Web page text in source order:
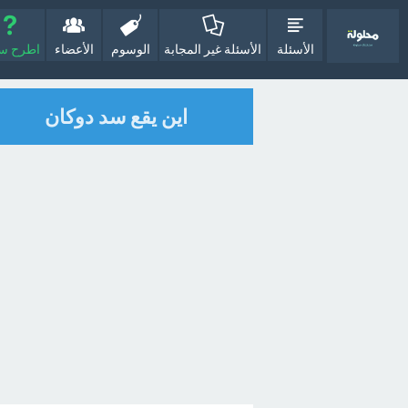
الأسئلة الأسئلة غير المجابة الوسوم الأعضاء اطرح
اين يقع سد دوكان